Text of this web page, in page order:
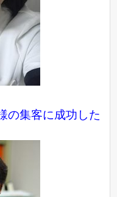
の集客に成功した